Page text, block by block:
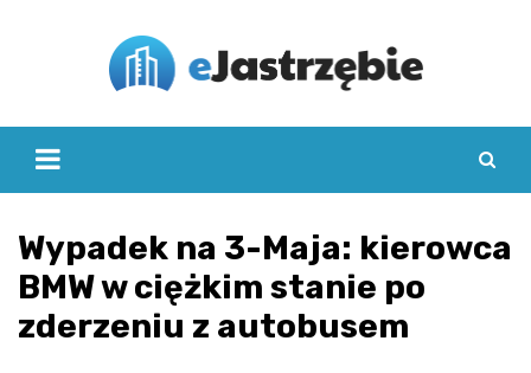
Wypadek na 3-Maja: kierowca
BMW w ciężkim stanie po
zderzeniu z autobusem